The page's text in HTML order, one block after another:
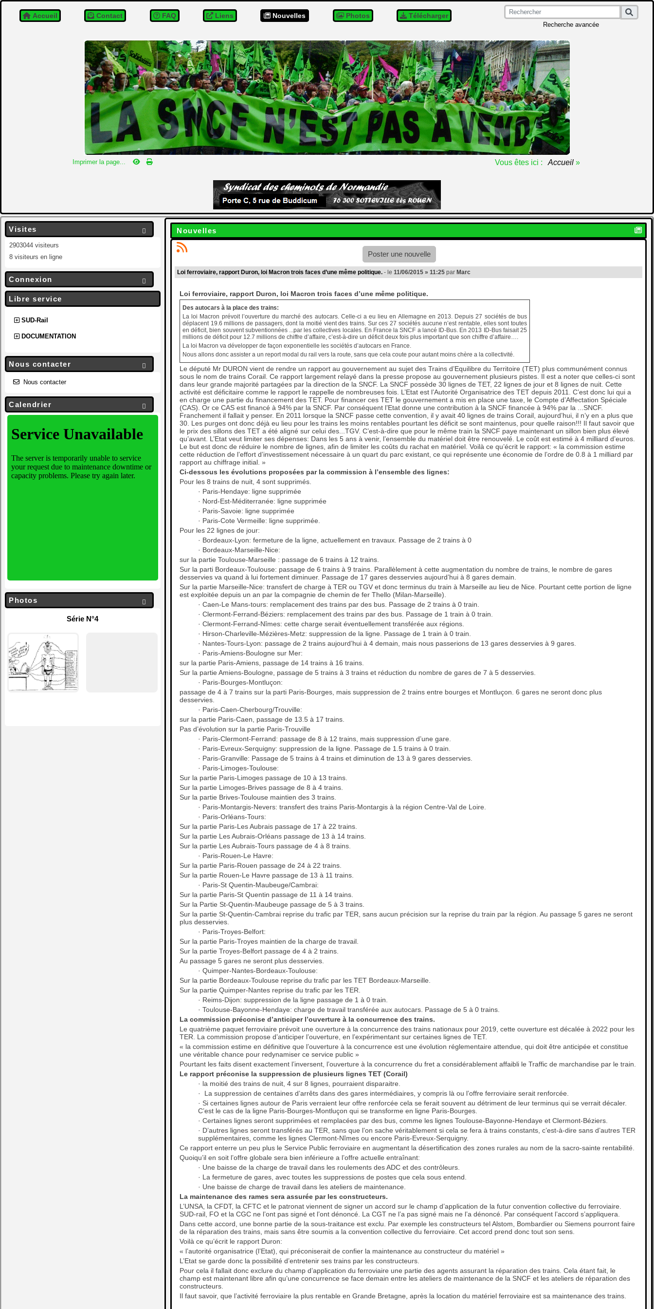
Accueil Contact FAQ Liens Nouvelles Photos Télécharger
Recherche avancée
Imprimer la page... Vous êtes ici : Accueil »

Visites
2903044 visiteurs
8 visiteurs en ligne

Connexion
Libre service
SUD-Rail
DOCUMENTATION

Nous contacter
Nous contacter

Calendrier

Photos
Série N°4
Nouvelles
Poster une nouvelle
Loi ferroviaire, rapport Duron, loi Macron trois faces d’une même politique. - le 11/06/2015 » 11:25 par Marc
Loi ferroviaire, rapport Duron, loi Macron trois faces d’une même politique.
Des autocars à la place des trains:
La loi Macron prévoit l’ouverture du marché des autocars. Celle-ci a eu lieu en Allemagne en 2013. Depuis 27 sociétés de bus
déplacent 19.6 millions de passagers, dont la moitié vient des trains. Sur ces 27 sociétés aucune n’est rentable, elles sont toutes
en déficit, bien souvent subventionnées ...par les collectives locales. En France la SNCF a lancé ID-Bus. En 2013 ID-Bus faisait 25
millions de déficit pour 12.7 millions de chiffre d’affaire, c’est-à-dire un déficit deux fois plus important que son chiffre d’affaire….
La loi Macron va développer de façon exponentielle les sociétés d’autocars en France.
Nous allons donc assister a un report modal du rail vers la route, sans que cela coute pour autant moins chère a la collectivité.
Le député Mr DURON vient de rendre un rapport au gouvernement au sujet des Trains d’Equilibre du Territoire (TET) plus communément connus
sous le nom de trains Corail. Ce rapport largement relayé dans la presse propose au gouvernement plusieurs pistes. Il est a noter que celles-ci sont
dans leur grande majorité partagées par la direction de la SNCF. La SNCF possède 30 lignes de TET, 22 lignes de jour et 8 lignes de nuit. Cette
activité est déficitaire comme le rapport le rappelle de nombreuses fois. L’Etat est l’Autorité Organisatrice des TET depuis 2011. C’est donc lui qui a
en charge une partie du financement des TET. Pour financer ces TET le gouvernement a mis en place une taxe, le Compte d’Affectation Spéciale
(CAS). Or ce CAS est financé à 94% par la SNCF. Par conséquent l’Etat donne une contribution à la SNCF financée à 94% par la ...SNCF.
Franchement il fallait y penser. En 2011 lorsque la SNCF passe cette convention, il y avait 40 lignes de trains Corail, aujourd’hui, il n’y en a plus que
30. Les purges ont donc déjà eu lieu pour les trains les moins rentables pourtant les déficit se sont maintenus, pour quelle raison!!! Il faut savoir que
le prix des sillons des TET a été aligné sur celui des...TGV. C’est-à-dire que pour le même train la SNCF paye maintenant un sillon bien plus élevé
qu’avant. L’Etat veut limiter ses dépenses: Dans les 5 ans à venir, l’ensemble du matériel doit être renouvelé. Le coût est estimé à 4 milliard d’euros.
Le but est donc de réduire le nombre de lignes, afin de limiter les coûts du rachat en matériel. Voilà ce qu’écrit le rapport: « la commission estime
cette réduction de l’effort d’investissement nécessaire à un quart du parc existant, ce qui représente une économie de l’ordre de 0.8 à 1 milliard par
rapport au chiffrage initial. »
Ci-dessous les évolutions proposées par la commission à l’ensemble des lignes:
Pour les 8 trains de nuit, 4 sont supprimés.
· Paris-Hendaye: ligne supprimée
· Nord-Est-Méditerranée: ligne supprimée
· Paris-Savoie: ligne supprimée
· Paris-Cote Vermeille: ligne supprimée.
Pour les 22 lignes de jour:
· Bordeaux-Lyon: fermeture de la ligne, actuellement en travaux. Passage de 2 trains à 0
· Bordeaux-Marseille-Nice:
sur la partie Toulouse-Marseille : passage de 6 trains à 12 trains.
Sur la parti Bordeaux-Toulouse: passage de 6 trains à 9 trains. Parallèlement à cette augmentation du nombre de trains, le nombre de gares
desservies va quand à lui fortement diminuer. Passage de 17 gares desservies aujourd’hui à 8 gares demain.
Sur la partie Marseille-Nice: transfert de charge à TER ou TGV et donc terminus du train à Marseille au lieu de Nice. Pourtant cette portion de ligne
est exploitée depuis un an par la compagnie de chemin de fer Thello (Milan-Marseille).
· Caen-Le Mans-tours: remplacement des trains par des bus. Passage de 2 trains à 0 train.
· Clermont-Ferrand-Béziers: remplacement des trains par des bus. Passage de 1 train à 0 train.
· Clermont-Ferrand-Nîmes: cette charge serait éventuellement transférée aux régions.
· Hirson-Charleville-Mézières-Metz: suppression de la ligne. Passage de 1 train à 0 train.
· Nantes-Tours-Lyon: passage de 2 trains aujourd’hui à 4 demain, mais nous passerions de 13 gares desservies à 9 gares.
· Paris-Amiens-Boulogne sur Mer:
sur la partie Paris-Amiens, passage de 14 trains à 16 trains.
Sur la partie Amiens-Boulogne, passage de 5 trains à 3 trains et réduction du nombre de gares de 7 à 5 desservies.
· Paris-Bourges-Montluçon:
passage de 4 à 7 trains sur la parti Paris-Bourges, mais suppression de 2 trains entre bourges et Montluçon. 6 gares ne seront donc plus
desservies.
· Paris-Caen-Cherbourg/Trouville:
sur la partie Paris-Caen, passage de 13.5 à 17 trains.
Pas d’évolution sur la partie Paris-Trouville
· Paris-Clermont-Ferrand: passage de 8 à 12 trains, mais suppression d’une gare.
· Paris-Evreux-Serquigny: suppression de la ligne. Passage de 1.5 trains à 0 train.
· Paris-Granville: Passage de 5 trains à 4 trains et diminution de 13 à 9 gares desservies.
· Paris-Limoges-Toulouse:
Sur la partie Paris-Limoges passage de 10 à 13 trains.
Sur la partie Limoges-Brives passage de 8 à 4 trains.
Sur la partie Brives-Toulouse maintien des 3 trains.
· Paris-Montargis-Nevers: transfert des trains Paris-Montargis à la région Centre-Val de Loire.
· Paris-Orléans-Tours:
Sur la partie Paris-Les Aubrais passage de 17 à 22 trains.
Sur la partie Les Aubrais-Orléans passage de 13 à 14 trains.
Sur la partie Les Aubrais-Tours passage de 4 à 8 trains.
· Paris-Rouen-Le Havre:
Sur la partie Paris-Rouen passage de 24 à 22 trains.
Sur la partie Rouen-Le Havre passage de 13 à 11 trains.
· Paris-St Quentin-Maubeuge/Cambrai:
Sur la partie Paris-St Quentin passage de 11 à 14 trains.
Sur la Partie St-Quentin-Maubeuge passage de 5 à 3 trains.
Sur la partie St-Quentin-Cambrai reprise du trafic par TER, sans aucun précision sur la reprise du train par la région. Au passage 5 gares ne seront
plus desservies.
· Paris-Troyes-Belfort:
Sur la partie Paris-Troyes maintien de la charge de travail.
Sur la partie Troyes-Belfort passage de 4 à 2 trains.
Au passage 5 gares ne seront plus desservies.
· Quimper-Nantes-Bordeaux-Toulouse:
Sur la partie Bordeaux-Toulouse reprise du trafic par les TET Bordeaux-Marseille.
Sur la partie Quimper-Nantes reprise du trafic par les TER.
· Reims-Dijon: suppression de la ligne passage de 1 à 0 train.
· Toulouse-Bayonne-Hendaye: charge de travail transférée aux autocars. Passage de 5 à 0 trains.
La commission préconise d’anticiper l’ouverture à la concurrence des trains.
Le quatrième paquet ferroviaire prévoit une ouverture à la concurrence des trains nationaux pour 2019, cette ouverture est décalée à 2022 pour les
TER. La commission propose d’anticiper l’ouverture, en l’expérimentant sur certaines lignes de TET.
« la commission estime en définitive que l’ouverture à la concurrence est une évolution réglementaire attendue, qui doit être anticipée et constitue
une véritable chance pour redynamiser ce service public »
Pourtant les faits disent exactement l’inversent, l’ouverture à la concurrence du fret a considérablement affaibli le Traffic de marchandise par le train.
Le rapport préconise la suppression de plusieurs lignes TET (Corail)
· la moitié des trains de nuit, 4 sur 8 lignes, pourraient disparaitre.
· La suppression de centaines d’arrêts dans des gares intermédiaires, y compris là ou l’offre ferroviaire serait renforcée.
· Si certaines lignes autour de Paris verraient leur offre renforcée cela se ferait souvent au détriment de leur terminus qui se verrait décaler.
C’est le cas de la ligne Paris-Bourges-Montluçon qui se transforme en ligne Paris-Bourges.
· Certaines lignes seront supprimées et remplacées par des bus, comme les lignes Toulouse-Bayonne-Hendaye et Clermont-Béziers.
· D’autres lignes seront transférés au TER, sans que l’on sache véritablement si cela se fera à trains constants, c’est-à-dire sans d’autres TER
supplémentaires, comme les lignes Clermont-Nîmes ou encore Paris-Evreux-Serquigny.
Ce rapport enterre un peu plus le Service Public ferroviaire en augmentant la désertification des zones rurales au nom de la sacro-sainte rentabilité.
Quoiqu’il en soit l’offre globale sera bien inférieure a l’offre actuelle entraînant:
· Une baisse de la charge de travail dans les roulements des ADC et des contrôleurs.
· La fermeture de gares, avec toutes les suppressions de postes que cela sous entend.
· Une baisse de charge de travail dans les ateliers de maintenance.
La maintenance des rames sera assurée par les constructeurs.
L’UNSA, la CFDT, la CFTC et le patronat viennent de signer un accord sur le champ d’application de la futur convention collective du ferroviaire.
SUD-rail, FO et la CGC ne l’ont pas signé et l’ont dénoncé. La CGT ne l’a pas signé mais ne l’a dénoncé. Par conséquent l’accord s’appliquera.
Dans cette accord, une bonne partie de la sous-traitance est exclu. Par exemple les constructeurs tel Alstom, Bombardier ou Siemens pourront faire
de la réparation des trains, mais sans être soumis a la convention collective du ferroviaire. Cet accord prend donc tout son sens.
Voilà ce qu’écrit le rapport Duron:
« l’autorité organisatrice (l’Etat), qui préconiserait de confier la maintenance au constructeur du matériel »
L’Etat se garde donc la possibilité d’entretenir ses trains par les constructeurs.
Pour cela il fallait donc exclure du champ d’application du ferroviaire une partie des agents assurant la réparation des trains. Cela étant fait, le
champ est maintenant libre afin qu’une concurrence se face demain entre les ateliers de maintenance de la SNCF et les ateliers de réparation des
constructeurs.
Il faut savoir, que l’activité ferroviaire la plus rentable en Grande Bretagne, après la location du matériel ferroviaire est sa maintenance des trains.